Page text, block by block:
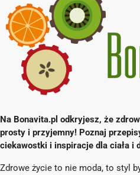
Na Bonavita.pl odkryjesz, że
prosty i przyjemny! Poznaj
ciekawostki i inspiracje dla ciała i
Zdrowe życie to nie moda, to styl